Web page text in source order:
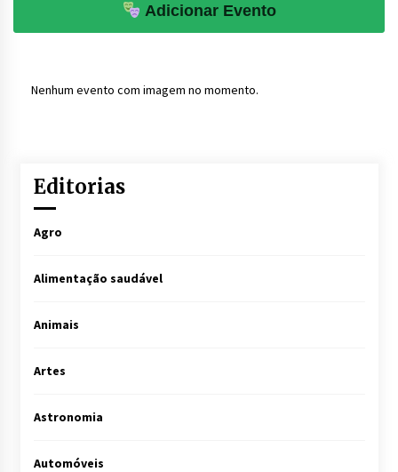
Adicionar Evento
Nenhum evento com imagem no momento.
Editorias
Agro
Alimentação saudável
Animais
Artes
Astronomia
Automóveis